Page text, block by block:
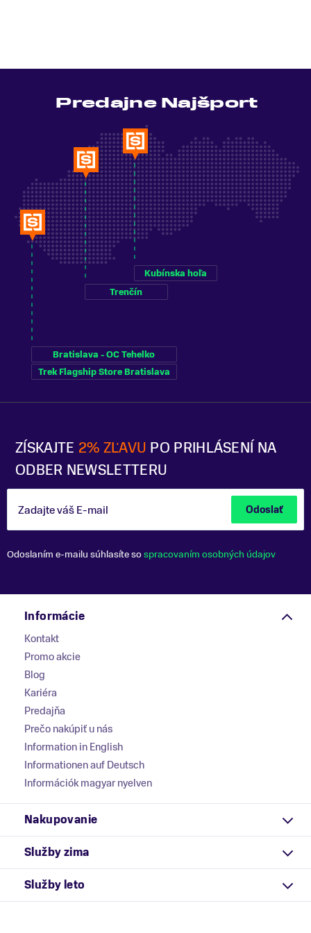
ZÍSKAJTE 2% ZĽAVU PO PRIHLÁSENÍ NA
ODBER NEWSLETTERU
Zadajte váš E-mail Odoslať
Odoslaním e-mailu súhlasíte sospracovaním osobných údajov
Predajne Najšport
Bratislava - OC Tehelko
Trek Flagship Store Bratislava
Trenčín
Kubínska hoľa
Informácie
Kontakt
Promo akcie
Blog
Kariéra
Predajňa
Prečo nakúpiť u nás
Information in English
Informationen auf Deutsch
Információk magyar nyelven
Nakupovanie
Služby zima
Služby leto